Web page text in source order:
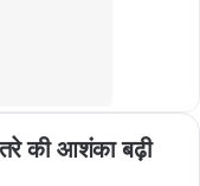
की आशंका बढ़ी